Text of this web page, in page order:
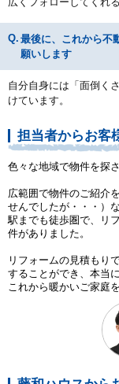
最後に、これから不
願いします
自分自身には「面倒く
けています。
担当者からお客
色々な地域で物件を探
広範囲で物件のご紹介
せんでしたが・・・）
駅までも徒歩圏で、リ
件がありました。
リフォームの見積もり
することができ、本当
これから暖かいご家庭